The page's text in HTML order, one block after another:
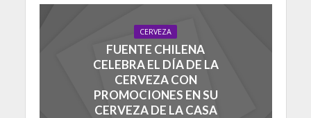
CERVEZA
FUENTE CHILENA
CELEBRA EL DÍA DE LA
CERVEZA CON
PROMOCIONES EN SU
CERVEZA DE LA CASA